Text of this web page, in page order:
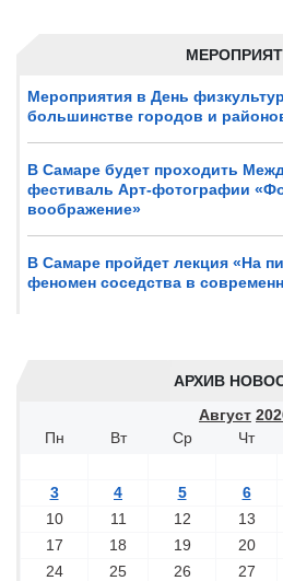
Мероприятия в День
большинстве городов и
В Самаре будет проходить
фестиваль Арт-фотографии
воображение»
В Самаре пройдет лекция «На
феномен соседства в
АРХИВ
Август
Пн
Вт Ср Чт
3
4 5 6
10
11 12 13
17
18 19 20
24
25 26 27